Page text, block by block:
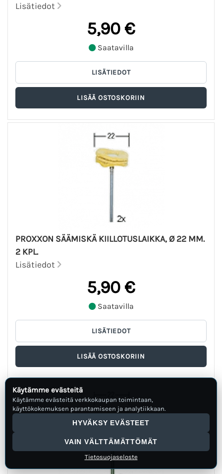
Lisätiedot
5,90 €
Saatavilla
PROXXON SÄÄMISKÄ KIILLOTUSLAIKKA, Ø 22 MM.
2 KPL.
Lisätiedot
5,90 €
Saatavilla
Käytämme evästeitä
Käytämme evästeitä verkkokaupan toimintaan,
käyttökokemuksen parantamiseen ja analytiikkaan.
HYVÄKSY EVÄSTEET
VAIN VÄLTTÄMÄTTÖMÄT
Tietosuojaseloste